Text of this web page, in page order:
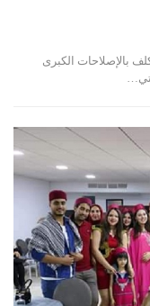
بالإصلاحات الكبرى